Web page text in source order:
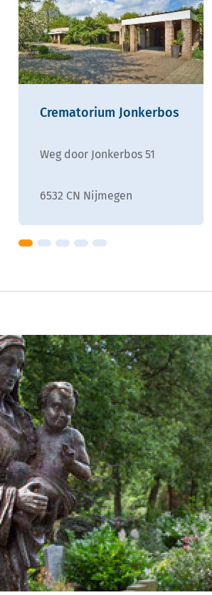
Crematorium Jonkerbos
Weg door Jonkerbos 51
6532 CN Nijmegen